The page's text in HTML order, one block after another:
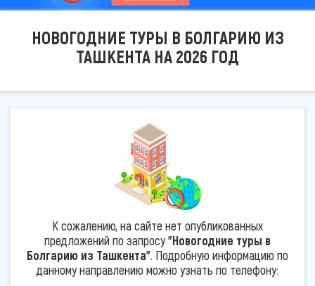
НОВОГОДНИЕ ТУРЫ В БОЛГАРИЮ ИЗ
ТАШКЕНТА НА 2026 ГОД
К сожалению, на сайте нет опубликованных
предложений по запросу"Новогодние туры в
Болгарию из Ташкента". Подробную информацию по
данному направлению можно узнать по телефону: